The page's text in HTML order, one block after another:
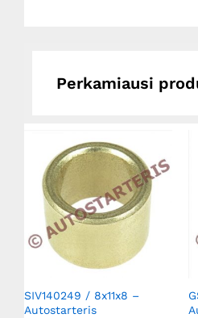
Perkamiausi
SIV140249 / 8x11x8 –
Autostarteris